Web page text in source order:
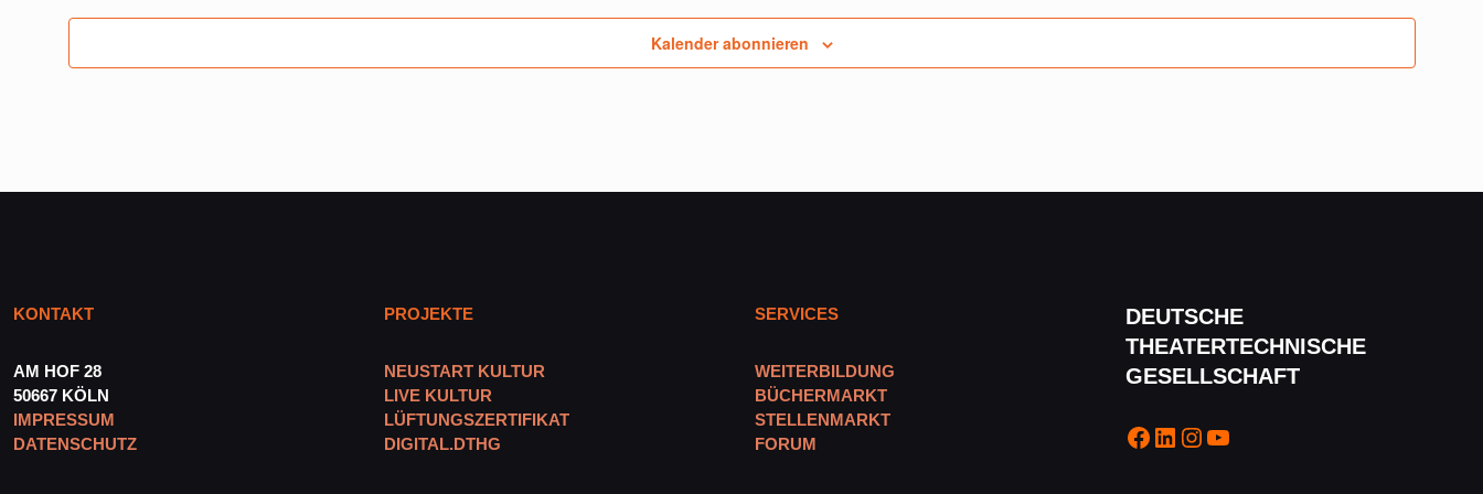
Kalender abonnieren
KONTAKT
AM HOF 28
50667 KÖLN
IMPRESSUM
DATENSCHUTZ
PROJEKTE
NEUSTART KULTUR
LIVE KULTUR
LÜFTUNGSZERTIFIKAT
DIGITAL.DTHG
SERVICES
WEITERBILDUNG
BÜCHERMARKT
STELLENMARKT
FORUM
DEUTSCHE
THEATERTECHNISCHE
GESELLSCHAFT
Facebook
LinkedIn
Instagram
YouTube